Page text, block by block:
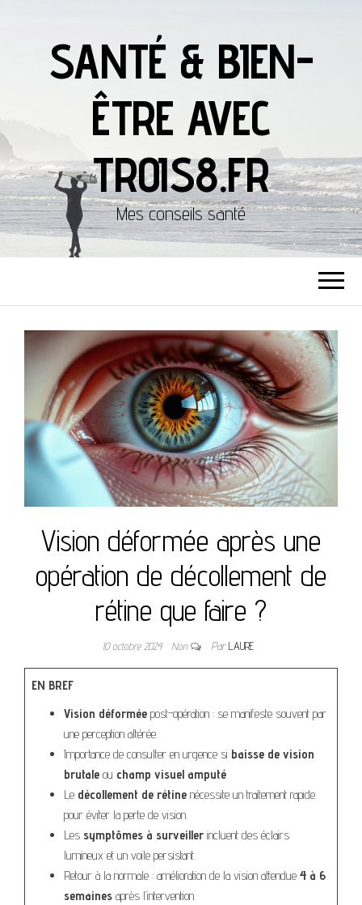
SANTÉ & BIEN-
ÊTRE AVEC
TROIS8.FR
Mes conseils santé
Vision déformée après une
opération de décollement de
rétine que faire ?
10 octobre 2024 Non ParLAURE
EN BREF
Vision déformée post-opération : se manifeste souvent par
une perception altérée.
Importance de consulter en urgence si baisse de vision
brutale ou champ visuel amputé.
Le décollement de rétine nécessite un traitement rapide
pour éviter la perte de vision.
Les symptômes à surveiller incluent des éclairs
lumineux et un voile persistant.
Retour à la normale : amélioration de la vision attendue 4 à 6
semaines après l’intervention.